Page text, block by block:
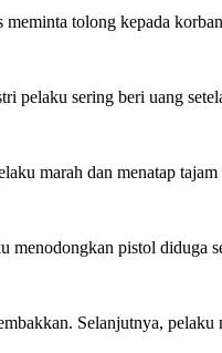
tolong kepada
pelaku sering beri uang
marah dan menatap
menodongkan pistol diduga
Selanjutnya,